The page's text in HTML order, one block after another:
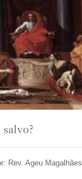
Rev. Ageu Magalhães